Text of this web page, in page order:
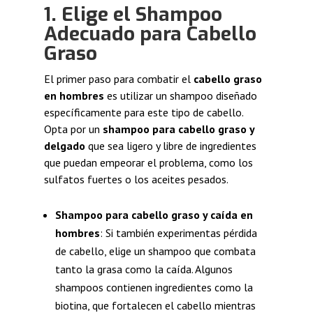
1. Elige el Shampoo
Adecuado para Cabello
Graso
El primer paso para combatir el cabello graso
en hombres es utilizar un shampoo diseñado
específicamente para este tipo de cabello.
Opta por un shampoo para cabello graso y
delgado que sea ligero y libre de ingredientes
que puedan empeorar el problema, como los
sulfatos fuertes o los aceites pesados.
Shampoo para cabello graso y caída en
hombres: Si también experimentas pérdida
de cabello, elige un shampoo que combata
tanto la grasa como la caída. Algunos
shampoos contienen ingredientes como la
biotina, que fortalecen el cabello mientras